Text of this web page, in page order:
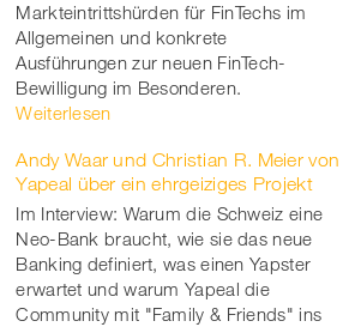
Markteintrittshürden für FinTechs im
Allgemeinen und konkrete
Ausführungen zur neuen FinTech-
Bewilligung im Besonderen.
Weiterlesen
Andy Waar und Christian R. Meier von
Yapeal über ein ehrgeiziges Projekt
Im Interview: Warum die Schweiz eine
Neo-Bank braucht, wie sie das neue
Banking definiert, was einen Yapster
erwartet und warum Yapeal die
Community mit "Family & Friends" ins